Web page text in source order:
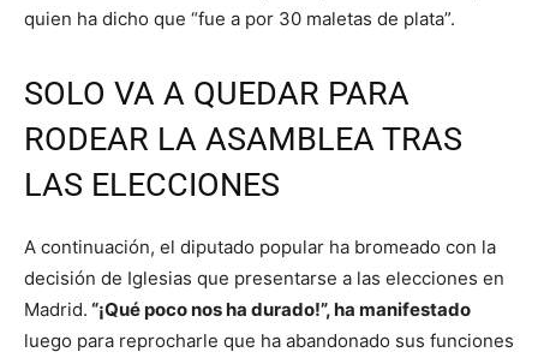
quien ha dicho que “fue a por 30 maletas de plata”.
SOLO VA A QUEDAR PARA
RODEAR LA ASAMBLEA TRAS
LAS ELECCIONES
A continuación, el diputado popular ha bromeado con la
decisión de Iglesias que presentarse a las elecciones en
Madrid. “¡Qué poco nos ha durado!”, ha manifestado
luego para reprocharle que ha abandonado sus funciones